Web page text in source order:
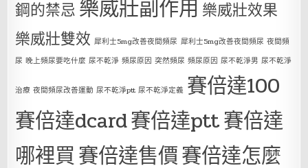
鋼的禁忌 樂威壯副作用 樂威壯效果
樂威壯雙效 犀利士5mg改善夜間頻尿 犀利士5mg改善夜間頻尿 夜間頻
尿 晚上頻尿要吃什麼 尿不乾淨 頻尿原因 突然頻尿 頻尿原因 尿不乾淨男 尿不乾淨
治療 夜間頻尿改善運動 尿不乾淨ptt 尿不乾淨定義 賽倍達100
賽倍達dcard賽倍達ptt賽倍達
哪裡買賽倍達售價賽倍達怎麼